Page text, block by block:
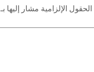
الحقول الإلزامية مشار إليها بـ